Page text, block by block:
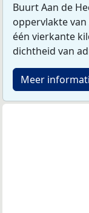
Buurt Aan de
oppervlakte
één vierkante
dichtheid van
Meer